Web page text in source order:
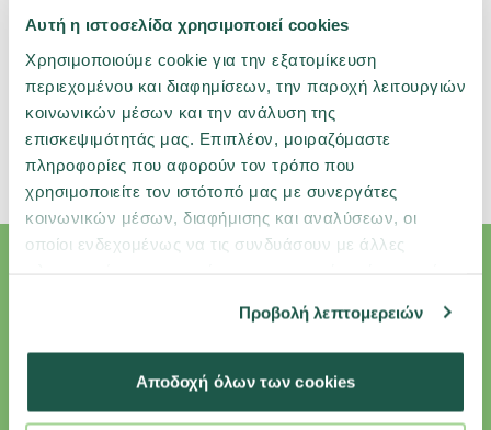
Αυτή η ιστοσελίδα χρησιμοποιεί cookies
Χρησιμοποιούμε cookie για την εξατομίκευση
περιεχομένου και διαφημίσεων, την παροχή λειτουργιών
κοινωνικών μέσων και την ανάλυση της
επισκεψιμότητάς μας. Επιπλέον, μοιραζόμαστε
πληροφορίες που αφορούν τον τρόπο που
χρησιμοποιείτε τον ιστότοπό μας με συνεργάτες
κοινωνικών μέσων, διαφήμισης και αναλύσεων, οι
οποίοι ενδεχομένως να τις συνδυάσουν με άλλες
Προβολή λεπτομερειών
Αποδοχή όλων των cookies
Σχετικές κατηγορίες
Σκύλος Φροντίδα & Καλλωπισμός
Κάνε εγγραφή στο newsletter και κέρδισε επιπλέον εκπτώσεις και
εγγραφή
Συμφωνώ με τηνΠολιτική Απορρήτου